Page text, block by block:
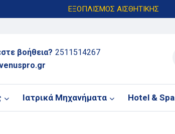
ΕΞΟΠΛΙΣΜΟΣ ΑΙΣΘΗΤΙΚΗΣ
βοήθεια? 2511514267
Ιατρικά Μηχανήματα Hotel & Spa